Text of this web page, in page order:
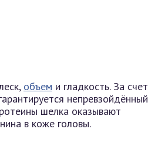
объем и гладкость. За счет
непревзойдённый
шелка оказывают
в коже головы.